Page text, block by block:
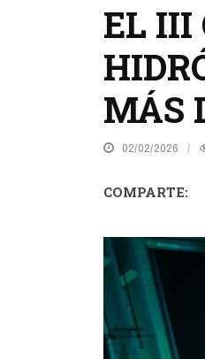
EL III
MÁS
02/02/2026
COMPARTE: